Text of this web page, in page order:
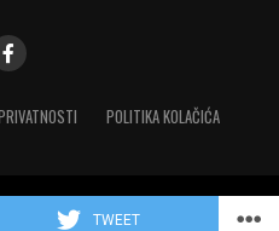
TWEET
POLITIKA KOLAČIĆA
Sva prava zadržana